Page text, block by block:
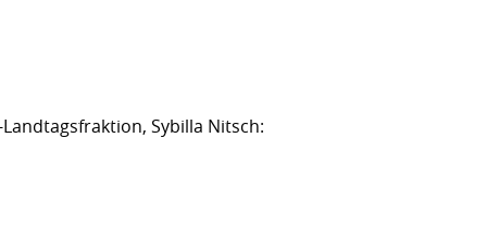
Sybilla Nitsch: